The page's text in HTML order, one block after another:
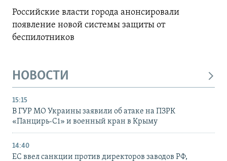
Российские власти города анонсировали
появление новой системы защиты от
беспилотников
НОВОСТИ
15:15
В ГУР МО Украины заявили об атаке на ПЗРК
«Панцирь-С1» и военный кран в Крыму
14:40
ЕС ввел санкции против директоров заводов РФ,